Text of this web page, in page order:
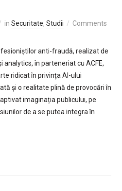
in Securitate, Studii
Comments
anti-fraudă, realizat de
analytics, în parteneriat cu ACFE,
ridicat în privința AI-ului
și o realitate plină de provocări în
imaginația publicului, pe
de a se putea integra în